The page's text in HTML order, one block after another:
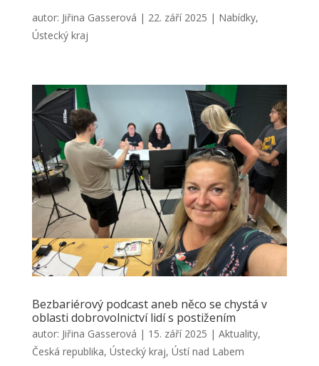
autor: Jiřina Gasserová | 22. září 2025 | Nabídky,
Ústecký kraj
Bezbariérový podcast aneb něco se chystá v
oblasti dobrovolnictví lidí s postižením
autor: Jiřina Gasserová | 15. září 2025 | Aktuality,
Česká republika, Ústecký kraj, Ústí nad Labem